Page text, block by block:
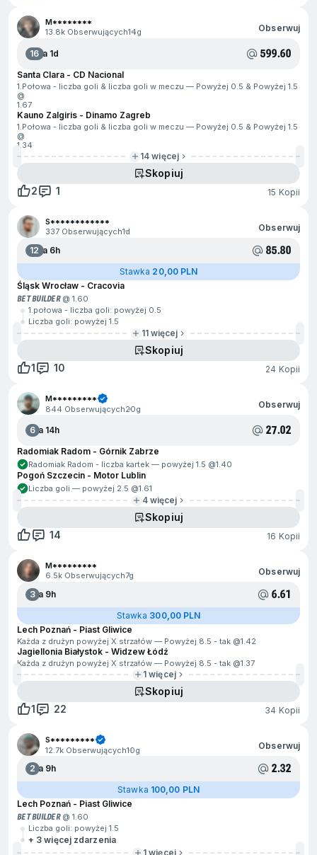
M********
13.8k Obserwujących14g Obserwuj
16Za 1d 599.60
Santa Clara - CD Nacional
1.Połowa - liczba goli & liczba goli w meczu — Powyżej 0.5 & Powyżej 1.5
@
1.67
Kauno Zalgiris - Dinamo Zagreb
1.Połowa - liczba goli & liczba goli w meczu — Powyżej 0.5 & Powyżej 1.5
@
1.34
14 więcej
Skopiuj
2
1 15 Kopii
S************
337 Obserwujących1d Obserwuj
12Za 6h 85.80
Stawka 20,00 PLN
Śląsk Wrocław - Cracovia
BET BUILDER@ 1.60
1.połowa - liczba goli: powyżej 0.5
Liczba goli: powyżej 1.5
11 więcej
Skopiuj
1
10 24 Kopii
M*********
844 Obserwujących20g Obserwuj
6Za 14h 27.02
Radomiak Radom - Górnik Zabrze
Radomiak Radom - liczba kartek — powyżej 1.5 @1.40
Pogoń Szczecin - Motor Lublin
Liczba goli — powyżej 2.5 @1.61
4 więcej
Skopiuj
14
16 Kopii
M*********
6.5k Obserwujących7g Obserwuj
3Za 9h 6.61
Stawka 300,00 PLN
Lech Poznań - Piast Gliwice
Każda z drużyn powyżej X strzałów — Powyżej 8.5 - tak @1.42
Jagiellonia Białystok - Widzew Łódź
Każda z drużyn powyżej X strzałów — Powyżej 8.5 - tak @1.37
1 więcej
Skopiuj
1
22 34 Kopii
S*********
12.7k Obserwujących10g Obserwuj
2Za 9h 2.32
Stawka 100,00 PLN
Lech Poznań - Piast Gliwice
BET BUILDER@ 1.60
Liczba goli: powyżej 1.5
+ 3 więcej zdarzenia
1 więcej